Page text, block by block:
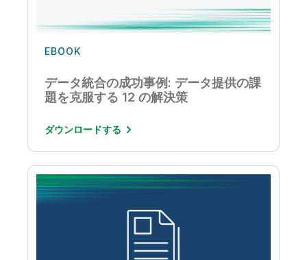
EBOOK
データ統合の成功事例: データ提供の課
題を克服する 12 の解決策
ダウンロードする